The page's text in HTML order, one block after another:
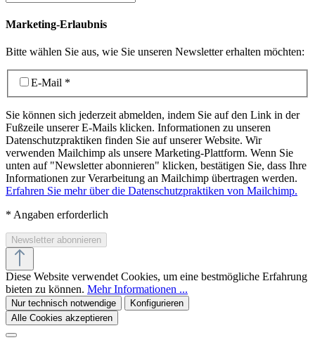
Marketing-Erlaubnis
Bitte wählen Sie aus, wie Sie unseren Newsletter erhalten möchten:
E-Mail *
Sie können sich jederzeit abmelden, indem Sie auf den Link in der
Fußzeile unserer E-Mails klicken. Informationen zu unseren
Datenschutzpraktiken finden Sie auf unserer Website. Wir
verwenden Mailchimp als unsere Marketing-Plattform. Wenn Sie
unten auf "Newsletter abonnieren" klicken, bestätigen Sie, dass Ihre
Informationen zur Verarbeitung an Mailchimp übertragen werden.
Erfahren Sie mehr über die Datenschutzpraktiken von Mailchimp.
* Angaben erforderlich
Diese Website verwendet Cookies, um eine bestmögliche Erfahrung
bieten zu können. Mehr Informationen ...
Nur technisch notwendige
Konfigurieren
Alle Cookies akzeptieren